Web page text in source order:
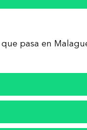
pasa en